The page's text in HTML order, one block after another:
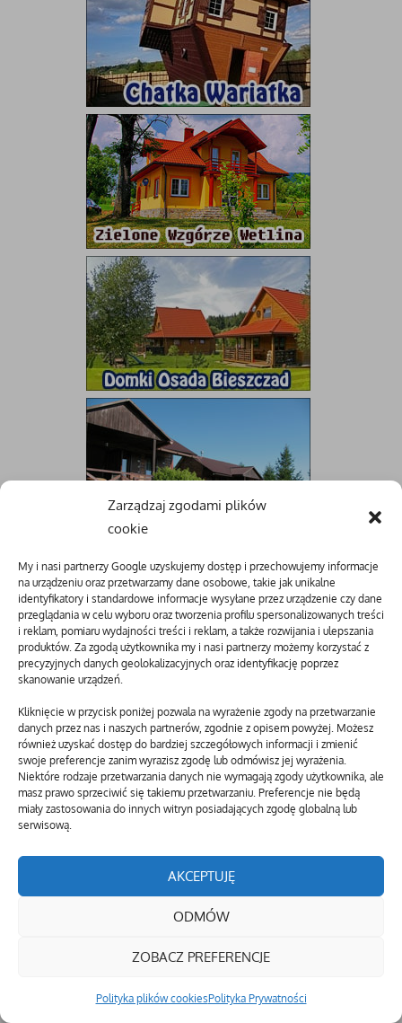
Zarządzaj zgodami plików
cookie
My i nasi partnerzy Google uzyskujemy dostęp i przechowujemy informacje
na urządzeniu oraz przetwarzamy dane osobowe, takie jak unikalne
identyfikatory i standardowe informacje wysyłane przez urządzenie czy dane
przeglądania w celu wyboru oraz tworzenia profilu spersonalizowanych treści
i reklam, pomiaru wydajności treści i reklam, a także rozwijania i ulepszania
produktów. Za zgodą użytkownika my i nasi partnerzy możemy korzystać z
precyzyjnych danych geolokalizacyjnych oraz identyfikację poprzez
skanowanie urządzeń.
Kliknięcie w przycisk poniżej pozwala na wyrażenie zgody na przetwarzanie
danych przez nas i naszych partnerów, zgodnie z opisem powyżej. Możesz
również uzyskać dostęp do bardziej szczegółowych informacji i zmienić
swoje preferencje zanim wyrazisz zgodę lub odmówisz jej wyrażenia.
Niektóre rodzaje przetwarzania danych nie wymagają zgody użytkownika, ale
masz prawo sprzeciwić się takiemu przetwarzaniu. Preferencje nie będą
miały zastosowania do innych witryn posiadających zgodę globalną lub
serwisową.
AKCEPTUJĘ
ODMÓW
ZOBACZ PREFERENCJE
Polityka plików cookiesPolityka Prywatności